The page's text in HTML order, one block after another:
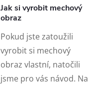
Jak si vyrobit mechový
obraz
Pokud jste zatoužili
vyrobit si mechový
obraz vlastní, natočili
jsme pro vás návod. Na